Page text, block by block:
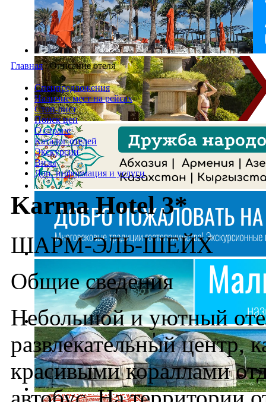
Главная /Описание отеля
Спецпредложения
Наличие мест на рейсах
Стоп-лист
Поиск цен
О стране
Каталог отелей
Экскурсии
Визы
Доп. информация и услуги
Karma Hotel 3*
ШАРМ-ЭЛЬ-ШЕЙХ
Общие сведения
Небольшой и уютный
развлекательный центр,
красивыми кораллами